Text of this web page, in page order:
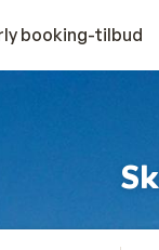
booking-tilbud